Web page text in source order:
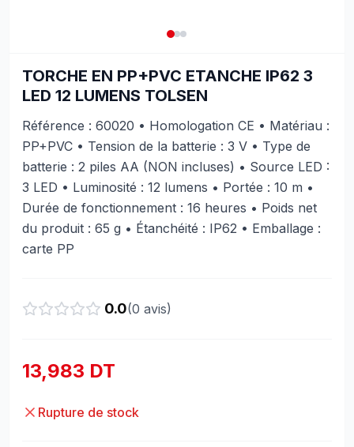
TORCHE EN PP+PVC ETANCHE IP62 3
LED 12 LUMENS TOLSEN
Référence : 60020 • Homologation CE • Matériau :
PP+PVC • Tension de la batterie : 3 V • Type de
batterie : 2 piles AA (NON incluses) • Source LED :
3 LED • Luminosité : 12 lumens • Portée : 10 m •
Durée de fonctionnement : 16 heures • Poids net
du produit : 65 g • Étanchéité : IP62 • Emballage :
carte PP
0.0(0 avis)
13,983 DT
Rupture de stock